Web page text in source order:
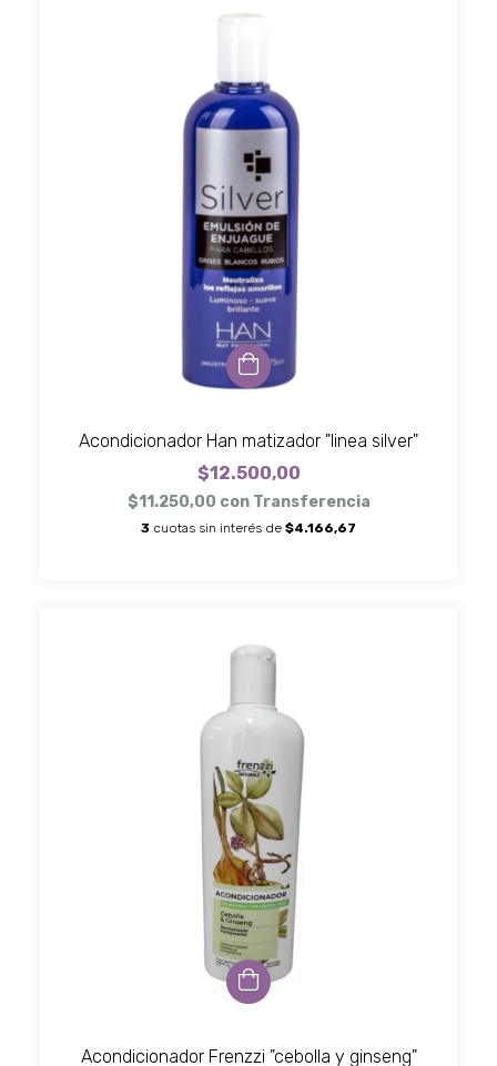
Acondicionador Han matizador "linea silver"
$12.500,00
$11.250,00 con Transferencia
3 cuotas sin interés de $4.166,67
Acondicionador Frenzzi "cebolla y ginseng"